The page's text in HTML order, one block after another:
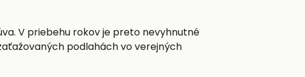
V priebehu rokov je preto nevyhnutné
podlahách vo verejných